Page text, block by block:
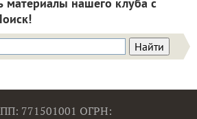
771501001 ОГРН: